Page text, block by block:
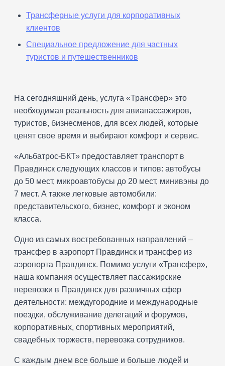
Трансферные услуги для корпоративных
клиентов
Специальное предложение для частных
туристов и путешественников
На сегодняшний день, услуга «Трансфер» это
необходимая реальность для авиапассажиров,
туристов, бизнесменов, для всех людей, которые
ценят свое время и выбирают комфорт и сервис.
«Альбатрос-БКТ» предоставляет транспорт в
Правдинск следующих классов и типов: автобусы
до 50 мест, микроавтобусы до 20 мест, минивэны до
7 мест. А также легковые автомобили:
представительского, бизнес, комфорт и эконом
класса.
Одно из самых востребованных направлений –
трансфер в аэропорт Правдинск и трансфер из
аэропорта Правдинск. Помимо услуги «Трансфер»,
наша компания осуществляет пассажирские
перевозки в Правдинск для различных сфер
деятельности: междугородние и международные
поездки, обслуживание делегаций и форумов,
корпоративных, спортивных мероприятий,
свадебных торжеств, перевозка сотрудников.
С каждым днем все больше и больше людей и